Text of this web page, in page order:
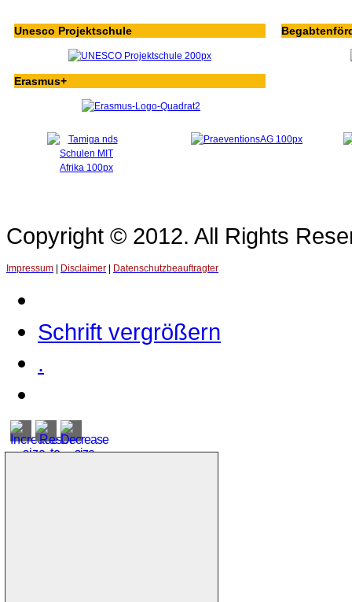
Unesco Projektschule
Erasmus+
Copyright © 2012. All Rights
Impressum | Disclaimer | Datenschutzbeauftragter
Schrift vergrößern
.